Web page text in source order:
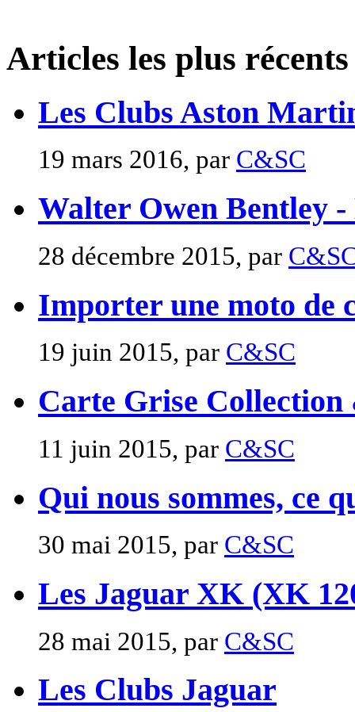
Articles les plus récents
Les Clubs Aston
19 mars 2016, par C&SC
Walter Owen Bentley
28 décembre 2015, par
Importer une moto de
19 juin 2015, par C&SC
Carte Grise
11 juin 2015, par C&SC
Qui nous sommes, ce
30 mai 2015, par C&SC
Les Jaguar XK (XK
28 mai 2015, par C&SC
Les Clubs Jaguar